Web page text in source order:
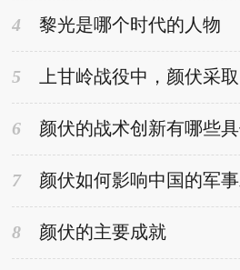
4 黎光是哪个时代的人物
5
上甘岭战役中，颜伏采
利
6
颜伏的战术创新有哪些
7 颜伏如何影响中国的军
8 颜伏的主要成就